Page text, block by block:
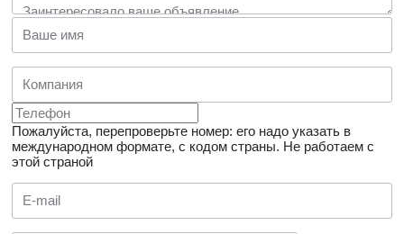
Пожалуйста, перепроверьте номер: его надо указать в
международном формате, с кодом страны. Не работаем с
этой страной